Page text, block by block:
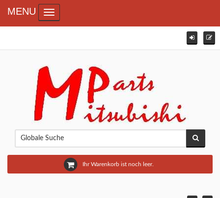
Ihr Warenkorb ist noch leer.
MENU Toggle navigation